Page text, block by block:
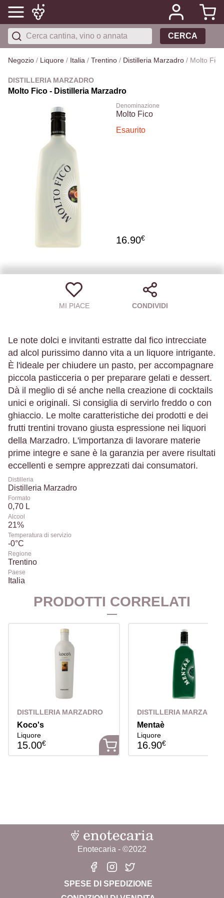
CERCA
Negozio / Liquore / Italia / Trentino / Distilleria Marzadro / Molto Fico
DISTILLERIA MARZADRO
Molto Fico - Distilleria Marzadro
Denominazione
Molto Fico
Esaurito
16.90€
MI PIACE CONDIVIDI
Le note dolci e invitanti estratte dal fico intrecciate
ad alcol purissimo danno vita a un liquore intrigante.
È l'ideale per chiudere un pasto, per accompagnare
piccola pasticceria o per preparare gelati e dessert.
Dà il meglio di sé anche nella creazione di cocktails
unici e originali. Si consiglia di servirlo freddo o con
ghiaccio. Le molte caratteristiche dei prodotti e dei
frutti trentini trovano giusta espressione nei liquori
della Marzadro. L'importanza di lavorare materie
prime integre e sane è la garanzia per avere risultati
eccellenti e sempre apprezzati dai consumatori.
Distilleria
Distilleria Marzadro
Formato
0,70 L
Alcool
21%
Temperatura di servizio
-0°C
Regione
Trentino
Paese
Italia
PRODOTTI CORRELATI
DISTILLERIA MARZADRO
Koco's
Liquore
15.00€
DISTILLERIA MARZADRO
Mentaè
Liquore
16.90€
Enotecaria - ©2022
SPESE DI SPEDIZIONE